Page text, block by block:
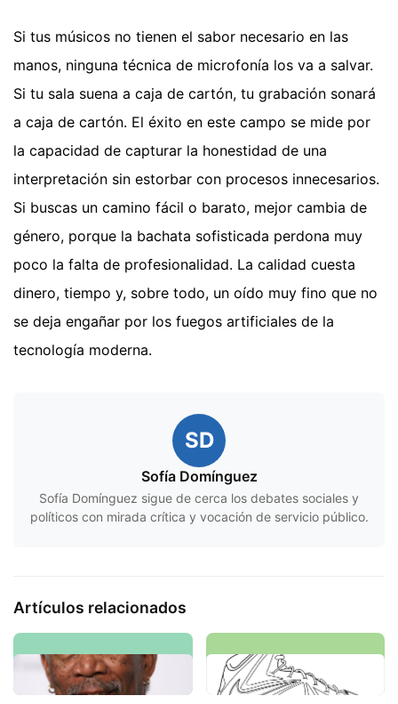
Si tus músicos no tienen el sabor necesario en las
manos, ninguna técnica de microfonía los va a salvar.
Si tu sala suena a caja de cartón, tu grabación sonará
a caja de cartón. El éxito en este campo se mide por
la capacidad de capturar la honestidad de una
interpretación sin estorbar con procesos innecesarios.
Si buscas un camino fácil o barato, mejor cambia de
género, porque la bachata sofisticada perdona muy
poco la falta de profesionalidad. La calidad cuesta
dinero, tiempo y, sobre todo, un oído muy fino que no
se deja engañar por los fuegos artificiales de la
tecnología moderna.
SD
Sofía Domínguez
Sofía Domínguez sigue de cerca los debates sociales y
políticos con mirada crítica y vocación de servicio público.
Artículos relacionados